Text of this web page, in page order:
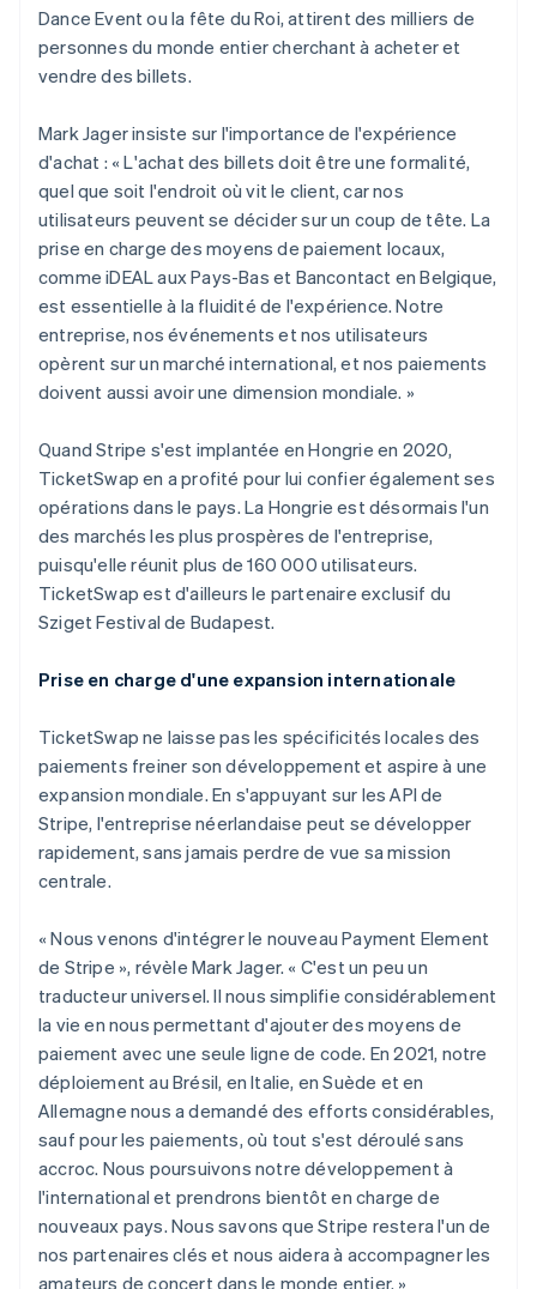
Dance Event ou la fête du Roi, attirent des milliers de
personnes du monde entier cherchant à acheter et
vendre des billets.
Mark Jager insiste sur l'importance de l'expérience
d'achat : « L'achat des billets doit être une formalité,
quel que soit l'endroit où vit le client, car nos
utilisateurs peuvent se décider sur un coup de tête. La
prise en charge des moyens de paiement locaux,
comme iDEAL aux Pays-Bas et Bancontact en Belgique,
est essentielle à la fluidité de l'expérience. Notre
entreprise, nos événements et nos utilisateurs
opèrent sur un marché international, et nos paiements
doivent aussi avoir une dimension mondiale. »
Quand Stripe s'est implantée en Hongrie en 2020,
TicketSwap en a profité pour lui confier également ses
opérations dans le pays. La Hongrie est désormais l'un
des marchés les plus prospères de l'entreprise,
puisqu'elle réunit plus de 160 000 utilisateurs.
TicketSwap est d'ailleurs le partenaire exclusif du
Sziget Festival de Budapest.
Prise en charge d'une expansion internationale
TicketSwap ne laisse pas les spécificités locales des
paiements freiner son développement et aspire à une
expansion mondiale. En s'appuyant sur les API de
Stripe, l'entreprise néerlandaise peut se développer
rapidement, sans jamais perdre de vue sa mission
centrale.
« Nous venons d'intégrer le nouveau Payment Element
de Stripe », révèle Mark Jager. « C'est un peu un
traducteur universel. Il nous simplifie considérablement
la vie en nous permettant d'ajouter des moyens de
paiement avec une seule ligne de code. En 2021, notre
déploiement au Brésil, en Italie, en Suède et en
Allemagne nous a demandé des efforts considérables,
sauf pour les paiements, où tout s'est déroulé sans
accroc. Nous poursuivons notre développement à
l'international et prendrons bientôt en charge de
nouveaux pays. Nous savons que Stripe restera l'un de
nos partenaires clés et nous aidera à accompagner les
amateurs de concert dans le monde entier. »
Australie
Autriche
Deutsch English
Belgique
NederlandsFrançais DeutschEnglish
Brésil
PortuguêsEnglish
Bulgarie
English Français
Chine continentale
简体中文 English
Chypre
English
Croatie
EnglishItaliano
Danemark
English
Émirats arabes unis
English
Espagne
Español English
Estonie